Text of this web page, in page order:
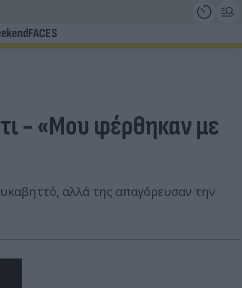
FACES
- «Μου φέρθηκαν με
αλλά της απαγόρευσαν την